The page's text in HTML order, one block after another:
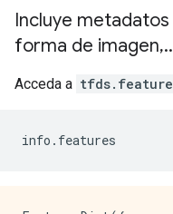
    splits={
'test':
    },
title={MNIST
    }""",
Incluye
forma de imagen,..
Acceda a
info . features